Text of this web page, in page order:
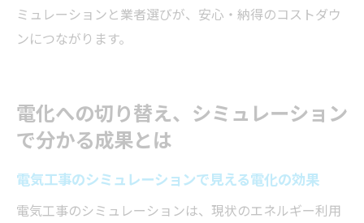
ミュレーションと業者選びが、安心・納得のコストダウ
ンにつながります。
電化への切り替え、シミュレーション
で分かる成果とは
電気工事のシミュレーションで見える電化の効果
電気工事のシミュレーションは、現状のエネルギー利用